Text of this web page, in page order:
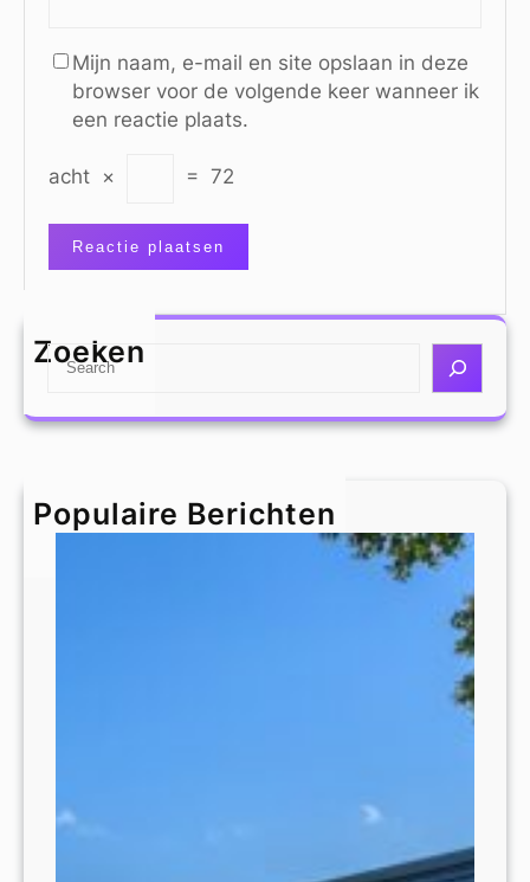
Mijn naam, e-mail en site opslaan in deze
browser voor de volgende keer wanneer ik
een reactie plaats.
acht × = 72
Zoeken
S
a
h
Populaire Berichten